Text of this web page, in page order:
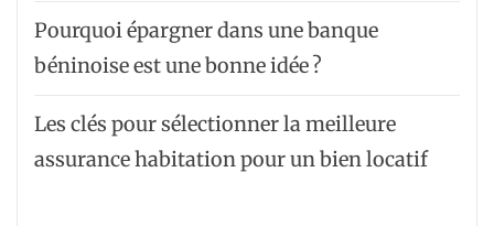
Pourquoi épargner dans une banque
béninoise est une bonne idée ?
Les clés pour sélectionner la meilleure
assurance habitation pour un bien locatif